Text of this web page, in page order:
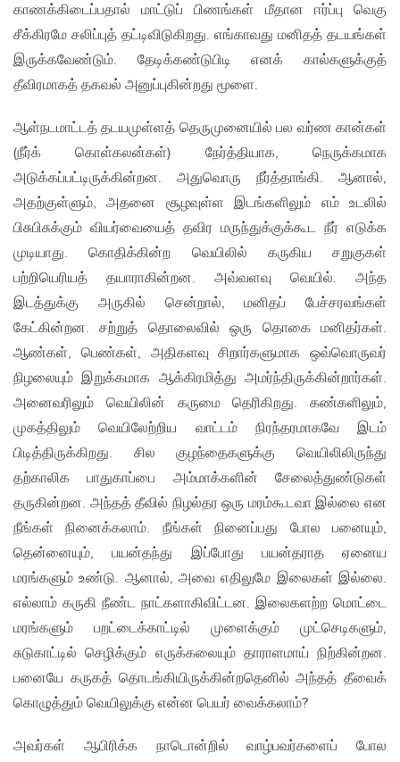
காணக்கிடைப்பதால் மாட்டுப் பிணங்கள் மீதான ஈர்ப்பு வெகு
சீக்கிரமே சலிப்புத் தட்டிவிடுகிறது. எங்காவது மனிதத் தடயங்கள்
இருக்கவேண்டும். தேடிக்கண்டுபிடி எனக் கால்களுக்குத்
தீவிரமாகத் தகவல் அனுப்புகின்றது மூளை.
ஆள்நடமாட்டத் தடயமுள்ளத் தெருமுனையில் பல வர்ண கான்கள்
(நீர்க் கொள்கலன்கள்) நேர்த்தியாக, நெருக்கமாக
அடுக்கப்பட்டிருக்கின்றன. அதுவொரு நீர்த்தாங்கி. ஆனால்,
அதற்குள்ளும், அதனை சூழவுள்ள இடங்களிலும் எம் உடலில்
பிசுபிசுக்கும் வியர்வையைத் தவிர மருந்துக்குக்கூட நீர் எடுக்க
முடியாது. கொதிக்கின்ற வெயிலில் கருகிய சறுகுகள்
பற்றியெரியத் தயாராகின்றன. அவ்வளவு வெயில். அந்த
இடத்துக்கு அருகில் சென்றால், மனிதப் பேச்சரவங்கள்
கேட்கின்றன. சற்றுத் தொலைவில் ஒரு தொகை மனிதர்கள்.
ஆண்கள், பெண்கள், அதிகளவு சிறார்களுமாக ஒவ்வொருவர்
நிழலையும் இறுக்கமாக ஆக்கிரமித்து அமர்ந்திருக்கின்றார்கள்.
அனைவரிலும் வெயிலின் கருமை தெரிகிறது. கண்களிலும்,
முகத்திலும் வெயிலேற்றிய வாட்டம் நிரந்தரமாகவே இடம்
பிடித்திருக்கிறது. சில குழந்தைகளுக்கு வெயிலிலிருந்து
தற்காலிக பாதுகாப்பை அம்மாக்களின் சேலைத்துண்டுகள்
தருகின்றன. அந்தத் தீவில் நிழல்தர ஒரு மரம்கூடவா இல்லை என
நீங்கள் நினைக்கலாம். நீங்கள் நினைப்பது போல பனையும்,
தென்னையும், பயன்தந்து இப்போது பயன்தராத ஏனைய
மரங்களும் உண்டு. ஆனால், அவை எதிலுமே இலைகள் இல்லை.
எல்லாம் கருகி நீண்ட நாட்களாகிவிட்டன. இலைகளற்ற மொட்டை
மரங்களும் பறட்டைக்காட்டில் முளைக்கும் முட்செடிகளும்,
சுடுகாட்டில் செழிக்கும் எருக்கலையும் தாராளமாய் நிற்கின்றன.
பனையே கருகத் தொடங்கியிருக்கின்றதெனில் அந்தத் தீவைக்
கொழுத்தும் வெயிலுக்கு என்ன பெயர் வைக்கலாம்?
அவர்கள் ஆபிரிக்க நாடொன்றில் வாழ்பவர்களைப் போல